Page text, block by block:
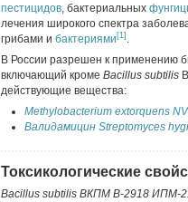
пестицидов, бактериальных
лечения широкого спектра
грибами и бактериями [1] .
В России разрешен к применению
включающий кроме Bacillus subtilis
действующие вещества:
Methylobacterium extorquens
Валидамицин Streptomyces
Токсикологические
Bacillus subtilis ВКПМ В-2918 ИПМ-